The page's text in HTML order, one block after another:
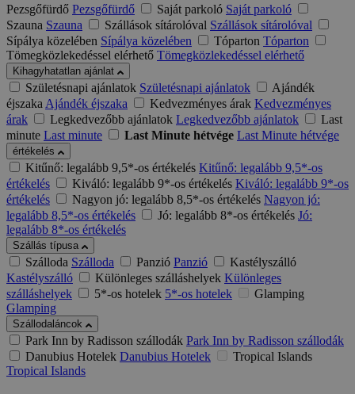
Pezsgőfürdő Pezsgőfürdő Saját parkoló Saját parkoló
Szauna Szauna Szállások sítárolóval Szállások sítárolóval
Sípálya közelében Sípálya közelében Tóparton Tóparton
Tömegközlekedéssel elérhető Tömegközlekedéssel elérhető
Kihagyhatatlan ajánlat
Születésnapi ajánlatok Születésnapi ajánlatok
Ajándék
éjszakaAjándék éjszaka Kedvezményes árak Kedvezményes
árak
Legkedvezőbb ajánlatok Legkedvezőbb ajánlatok
Last
minute Last minute Last Minute hétvége Last Minute hétvége
értékelés
Kitűnő: legalább 9,5*-os értékelés Kitűnő: legalább 9,5*-os
értékelés
Kiváló: legalább 9*-os értékelés Kiváló: legalább 9*-os
értékelés
Nagyon jó: legalább 8,5*-os értékelés Nagyon jó:
legalább 8,5*-os értékelés
Jó: legalább 8*-os értékelés Jó:
legalább 8*-os értékelés
Szállás típusa
Szálloda Szálloda Panzió Panzió
Kastélyszálló
Kastélyszálló
Különleges szálláshelyek Különleges
szálláshelyek
5*-os hotelek 5*-os hotelek
Glamping
Glamping
Szállodaláncok
Park Inn by Radisson szállodák Park Inn by Radisson szállodák
Danubius Hotelek Danubius Hotelek
Tropical Islands
Tropical Islands